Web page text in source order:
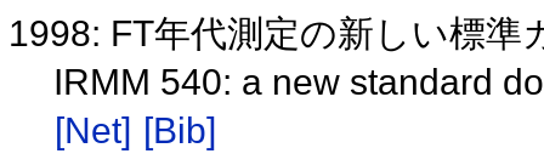
1998: FT年代測定の新しい標
IRMM 540: a new standard
[Net] [Bib]